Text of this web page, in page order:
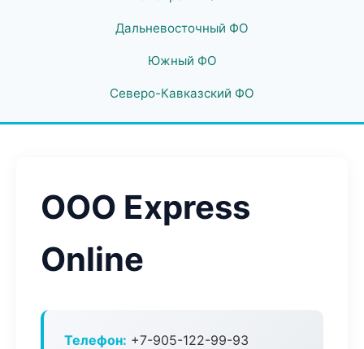
Дальневосточный ФО
Южный ФО
Северо-Кавказский ФО
ООО Express
Online
Телефон: +7-905-122-99-93